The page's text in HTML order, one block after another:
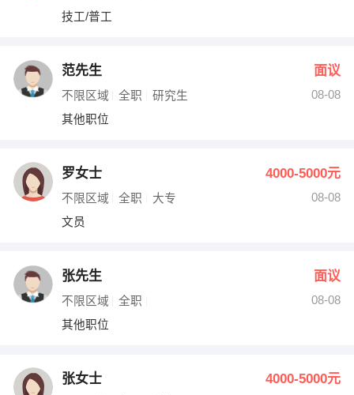
技工/普工
范先生 面议
不限区域 全职 研究生
08-08
其他职位
罗女士 4000-5000元
不限区域 全职 大专
08-08
文员
张先生 面议
不限区域 全职
08-08
其他职位
张女士 4000-5000元